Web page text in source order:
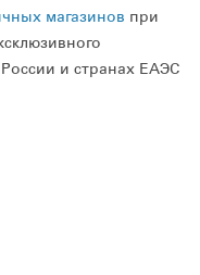
магазинов при
и странах ЕАЭС